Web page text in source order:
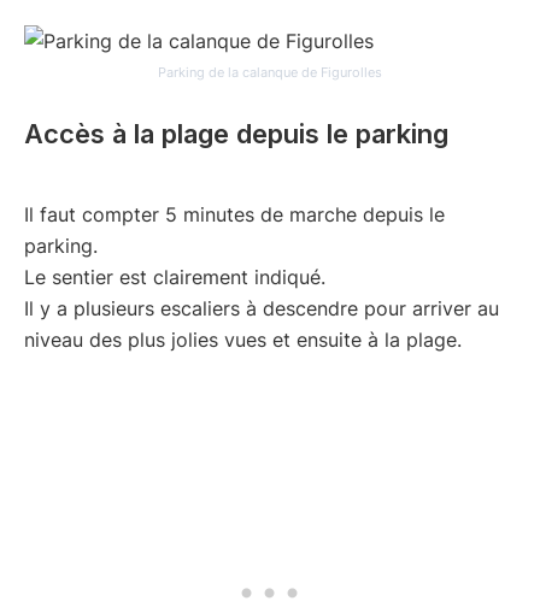
Parking de la calanque de Figurolles
Accès à la plage depuis le parking
Il faut compter 5 minutes de marche depuis le
parking.
Le sentier est clairement indiqué.
Il y a plusieurs escaliers à descendre pour arriver au
niveau des plus jolies vues et ensuite à la plage.